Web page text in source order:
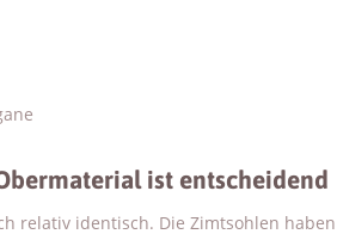
ist entscheidend
relativ identisch. Die Zimtsohlen